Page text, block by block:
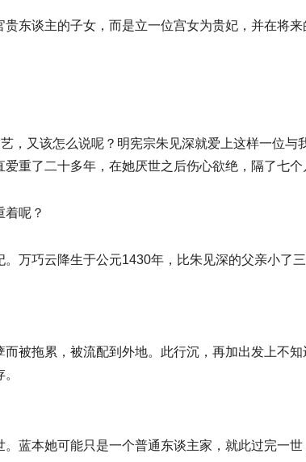
东谈主的子女，而是立一位宫女为贵妃，并在将
，又该怎么说呢？明宪宗朱见深就爱上这样一位
重了二十多年，在她厌世之后伤心欲绝，隔了七个
呢？
万巧云降生于公元1430年，比朱见深的父亲小了
被拖累，被流配到外地。此行沉，再加出发上不
蓝本她可能只是一个普通东谈主家，就此过完一